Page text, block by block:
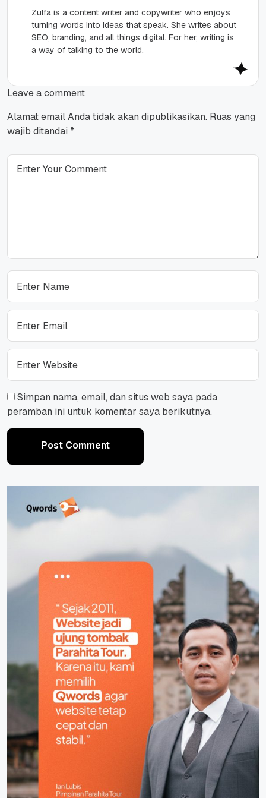
Zulfa is a content writer and copywriter who enjoys
turning words into ideas that speak. She writes about
SEO, branding, and all things digital. For her, writing is
a way of talking to the world.
Leave a comment
Alamat email Anda tidak akan dipublikasikan. Ruas yang
wajib ditandai *
Simpan nama, email, dan situs web saya pada
peramban ini untuk komentar saya berikutnya.
Post Comment